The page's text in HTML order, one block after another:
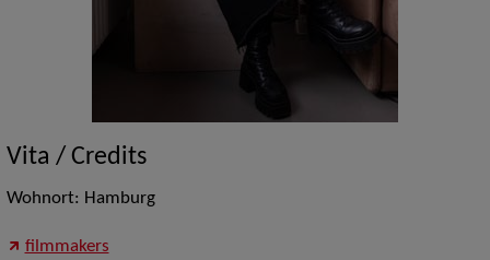
Vita / Credits
Wohnort: Hamburg
filmmakers